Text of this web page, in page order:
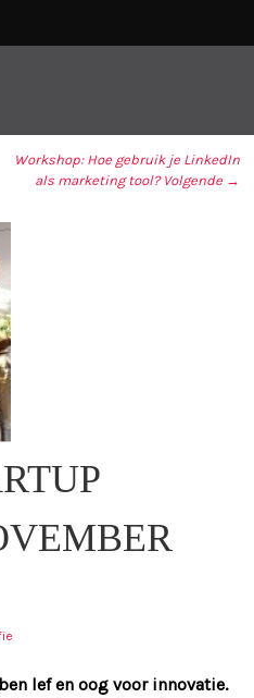
Workshop: Hoe gebruik je LinkedIn
als marketing tool? Volgende →
lef en oog voor innovatie.